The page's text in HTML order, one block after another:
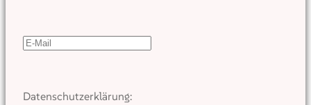
Datenschutzerklärung: